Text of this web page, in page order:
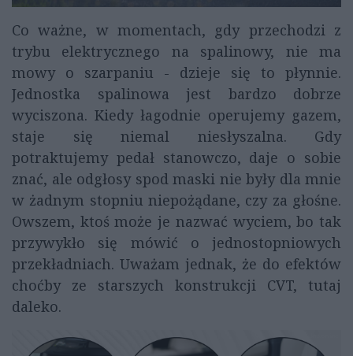
Co ważne, w momentach, gdy przechodzi z
trybu elektrycznego na spalinowy, nie ma
mowy o szarpaniu - dzieje się to płynnie.
Jednostka spalinowa jest bardzo dobrze
wyciszona. Kiedy łagodnie operujemy gazem,
staje się niemal niesłyszalna. Gdy
potraktujemy pedał stanowczo, daje o sobie
znać, ale odgłosy spod maski nie były dla mnie
w żadnym stopniu niepożądane, czy za głośne.
Owszem, ktoś może je nazwać wyciem, bo tak
przywykło się mówić o jednostopniowych
przekładniach. Uważam jednak, że do efektów
choćby ze starszych konstrukcji CVT, tutaj
daleko.